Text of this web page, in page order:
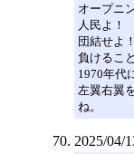
オープニ
人民よ！
団結せよ！
負けるこ
1970年代
左翼右翼
ね。
2025/04/